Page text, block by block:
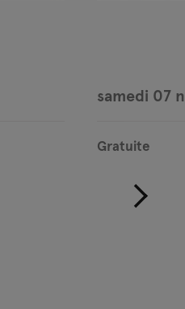
samedi 07
Gratuite